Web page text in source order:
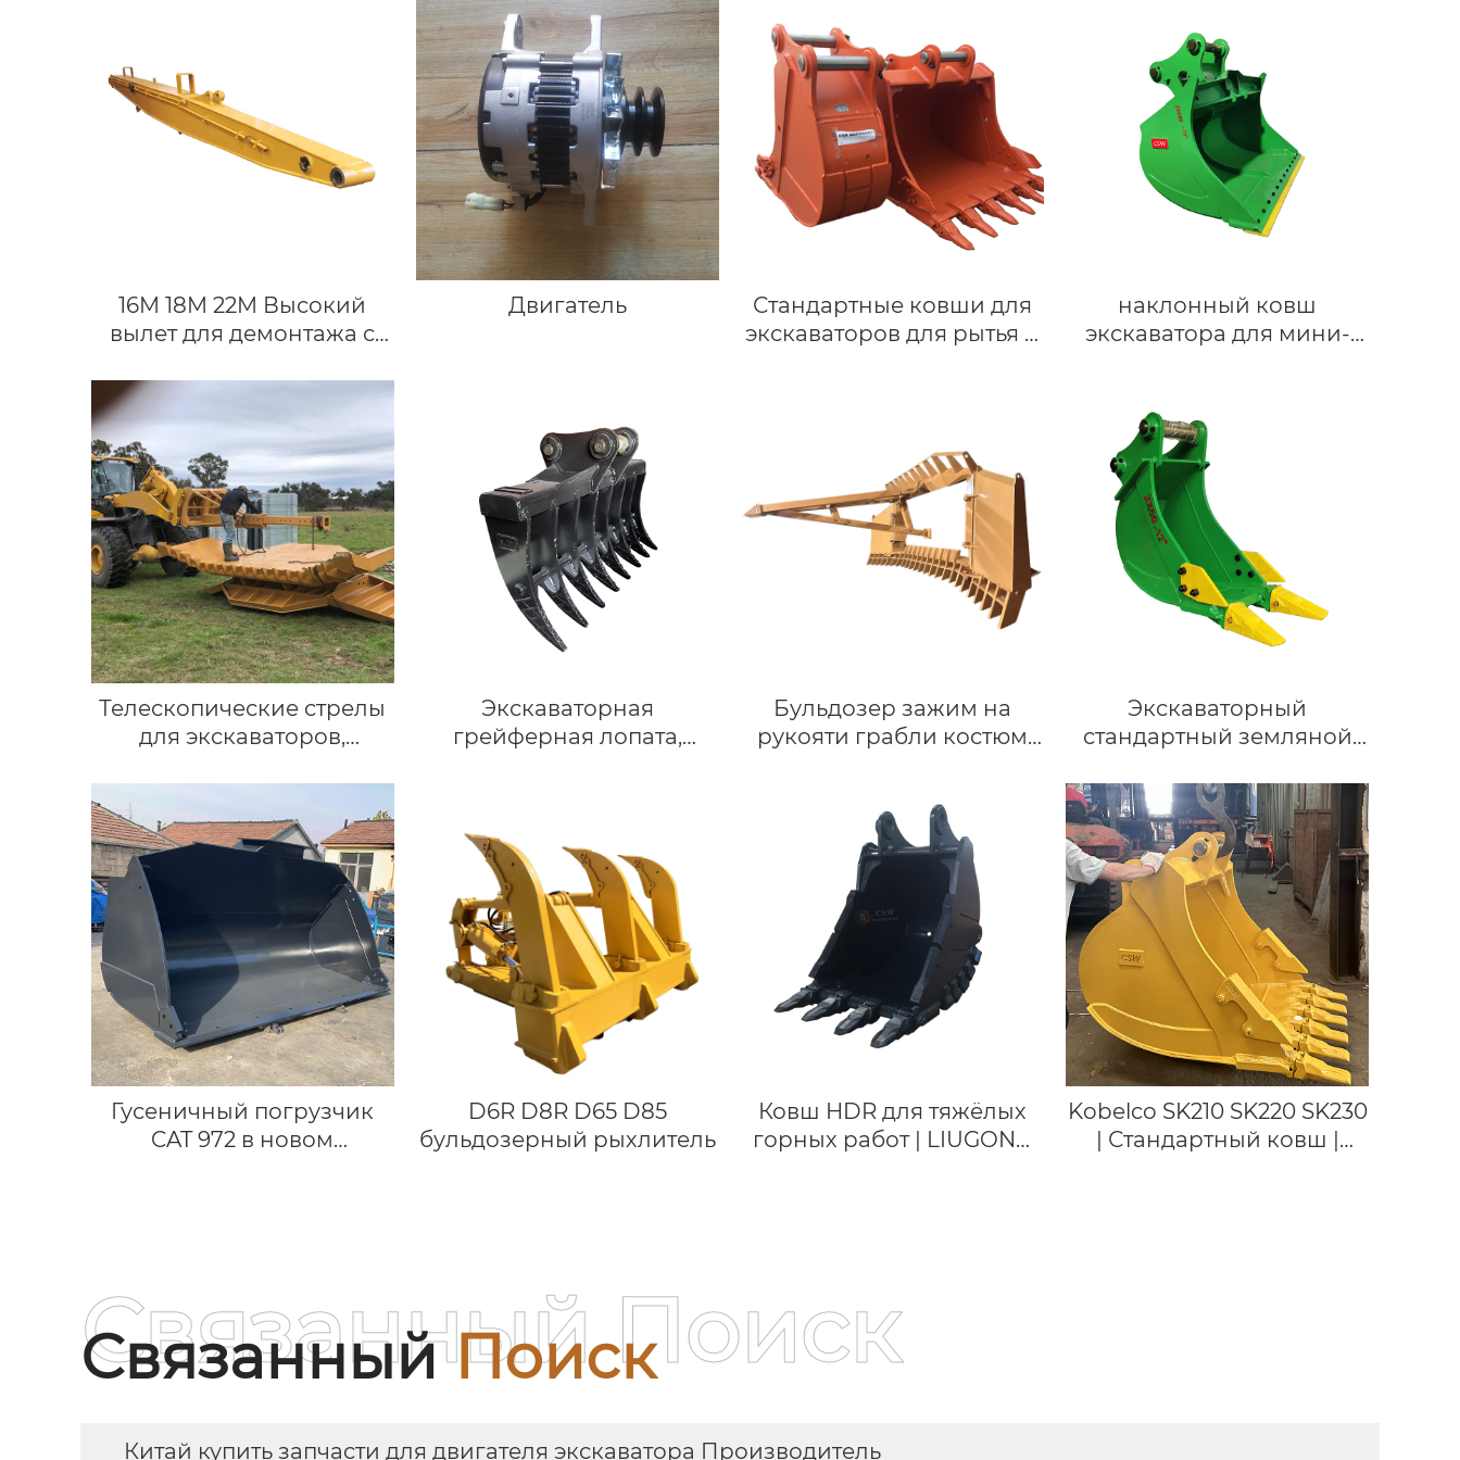
16M 18M 22M Высокий
вылет для демонтажа с
удлинением длинного
вылета для экскаваторов
на 25-50 тонн
Двигатель
Стандартные ковши для
экскаваторов для рытья и
недорогие для Hitachi
EX330 (28-35 тонн)
наклонный ковш
экскаватора для мини-
Телескопические стрелы
для экскаваторов,
для вилочного
погрузчика, экскаватор
Экскаваторная
грейферная лопата,
строительного класса
весом 8 тонн Kubota
KX080.
Бульдозер зажим на
рукояти грабли костюм
складными крыльями
копье дерева
опционально бульдозер
толкатель дерева
Экскаваторный
стандартный земляной
Гусеничный погрузчик
CAT 972 в новом
D6R D8R D65 D85
бульдозерный рыхлитель
Ковш HDR для тяжёлых
горных работ | LIUGONG
Kobelco SK210 SK220 SK230
| Стандартный ковш |
СвязанныйПоиск
Связанный Поиск
Китай купить запчасти для двигателя экскаватора Производитель